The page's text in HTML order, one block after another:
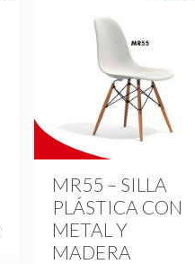
MR55 – SILLA
PLÁSTICA CON
METAL Y
MADERA